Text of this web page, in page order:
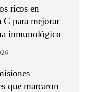
ricos en
C para mejorar
inmunológico
que marcaron